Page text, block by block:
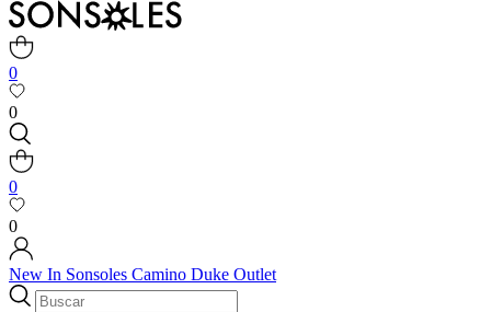
0
0
0
0
New In Sonsoles Camino Duke Outlet